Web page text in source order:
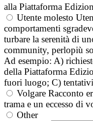
alla Piattaforma
Utente molesto
comportamenti
turbare la serenità di
community, perlopiù
Ad esempio: A)
della Piattaforma
fuori luogo; C)
Volgare Racconto
trama e un eccesso di
Other